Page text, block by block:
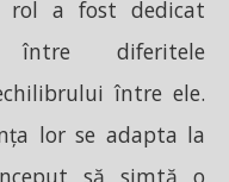
rol a fost dedicat
între diferitele
între ele.
lor se adapta la
să simtă o